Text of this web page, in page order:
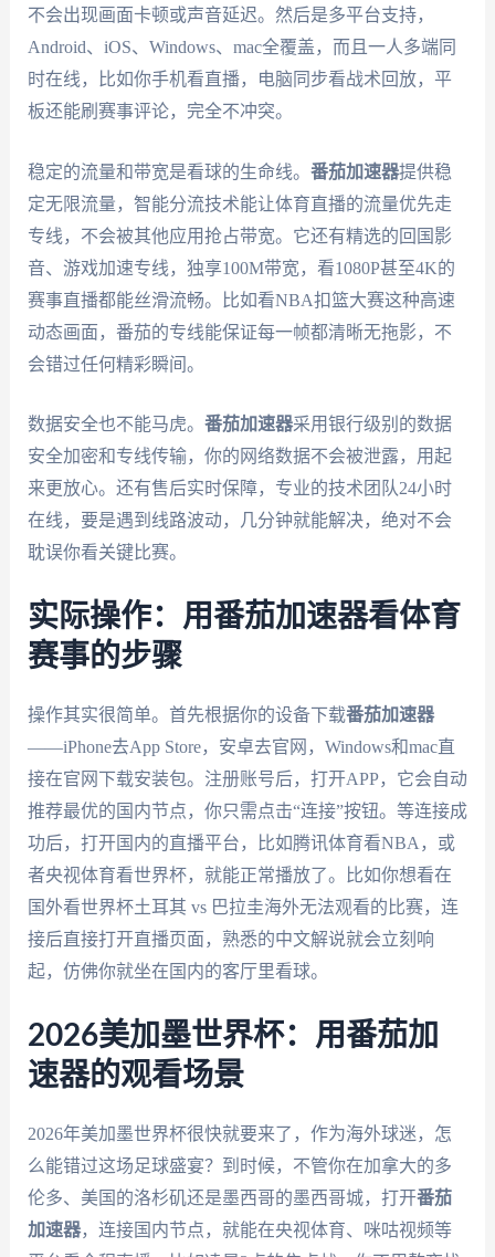
不会出现画面卡顿或声音延迟。然后是多平台支持，
Android、iOS、Windows、mac全覆盖，而且一人多端同
时在线，比如你手机看直播，电脑同步看战术回放，平
板还能刷赛事评论，完全不冲突。
稳定的流量和带宽是看球的生命线。 番茄加速器提供稳
定无限流量，智能分流技术能让体育直播的流量优先走
专线，不会被其他应用抢占带宽。它还有精选的回国影
音、游戏加速专线，独享100M带宽，看1080P甚至4K的
赛事直播都能丝滑流畅。比如看NBA扣篮大赛这种高速
动态画面，番茄的专线能保证每一帧都清晰无拖影，不
会错过任何精彩瞬间。
数据安全也不能马虎。 番茄加速器采用银行级别的数据
安全加密和专线传输，你的网络数据不会被泄露，用起
来更放心。还有售后实时保障，专业的技术团队24小时
在线，要是遇到线路波动，几分钟就能解决，绝对不会
耽误你看关键比赛。
实际操作：用番茄加速器看体育
赛事的步骤
操作其实很简单。首先根据你的设备下载番茄加速器
——iPhone去App Store，安卓去官网，Windows和mac直
接在官网下载安装包。注册账号后，打开APP，它会自动
推荐最优的国内节点，你只需点击“连接”按钮。等连接成
功后，打开国内的直播平台，比如腾讯体育看NBA，或
者央视体育看世界杯，就能正常播放了。比如你想看在
国外看世界杯土耳其 vs 巴拉圭海外无法观看的比赛，连
接后直接打开直播页面，熟悉的中文解说就会立刻响
起，仿佛你就坐在国内的客厅里看球。
2026美加墨世界杯：用番茄加
速器的观看场景
2026年美加墨世界杯很快就要来了，作为海外球迷，怎
么能错过这场足球盛宴？到时候，不管你在加拿大的多
伦多、美国的洛杉矶还是墨西哥的墨西哥城，打开番茄
加速器，连接国内节点，就能在央视体育、咪咕视频等